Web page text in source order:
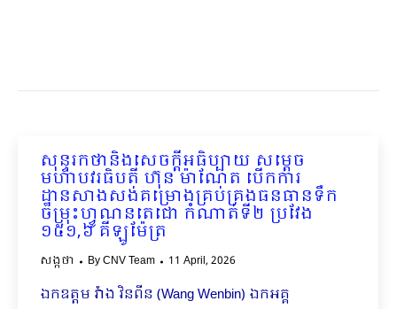
សុន្ទរកថានិងសេចក្ដីអធិប្បាយ សម្ដេច
មហាបវរធិបតី ហ៊ុន ម៉ាណែត បើកការ
ដ្ឋានសាងសង់គម្រោងគ្រប់គ្រងធនធានទឹក
ចម្រុះហ្វូណនតេជោ កំណាត់ទី២ ប្រវែង
១៥១,៦ គីឡូម៉ែត្រ
សង្កថា ByCNV Team 11 April, 2026
ឯកឧត្តម វ៉ាង វិនពីន (Wang Wenbin) ឯកអគ្គ